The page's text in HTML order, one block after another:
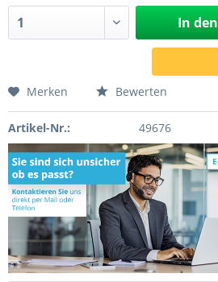
In den
Merken Bewerten
Artikel-Nr.: 49676